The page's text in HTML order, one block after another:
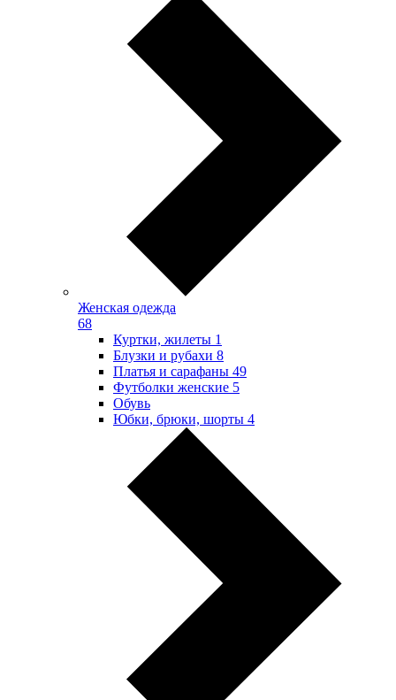
Женская одежда
68
Куртки, жилеты 1
Блузки и рубахи 8
Платья и сарафаны 49
Футболки женские 5
Обувь
Юбки, брюки, шорты 4